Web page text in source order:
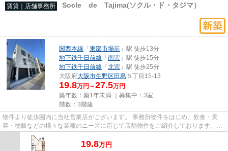
賃貸｜店舗事務所 Socle de Tajima(ソクル・ド・タジマ）
関西本線 「東部市場前 」駅 徒歩13分
地下鉄千日前線 「南巽 」駅 徒歩15分
地下鉄千日前線 「北巽 」駅 徒歩25分
大阪府大阪市生野区田島 ５丁目15-13
19.8万円～27.5万円
築年数：築1年未満 ｜募集中： 3室
階数：3階建
物件より徒歩圏内に当社営業店がございます。 事務所物件をはじめ、飲食・美
容・物販などの様々な業種のニーズに応じて店舗物件をご紹介しております。
尚、弊社ではおとり広告は一切...
19.8万円